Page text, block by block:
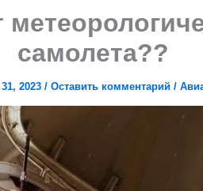
самолета??
2023 / Оставить комментарий /